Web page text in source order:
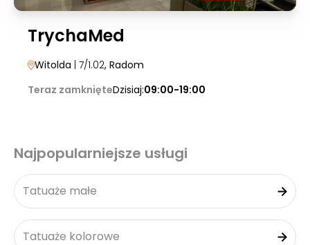
TrychaMed
Witolda | 7/1.02, Radom
Teraz zamknięteDzisiaj:09:00-19:00
Najpopularniejsze usługi
Tatuaże małe
Tatuaże kolorowe